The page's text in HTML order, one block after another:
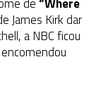
James Kirk dar
a NBC ficou